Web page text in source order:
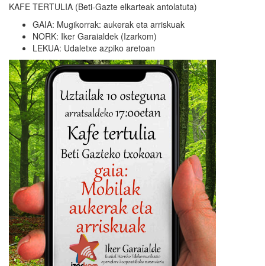
KAFE TERTULIA (Beti-Gazte elkarteak antolatuta)
GAIA: Mugikorrak: aukerak eta arriskuak
NORK: Iker Garaialdek (Izarkom)
LEKUA: Udaletxe azpiko aretoan